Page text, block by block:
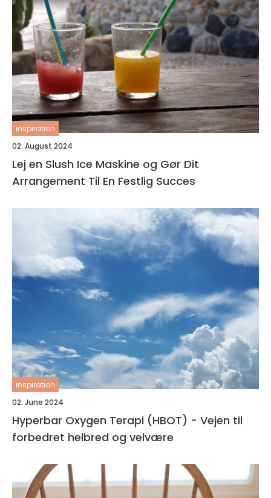
inspiration
02. August 2024
Lej en Slush Ice Maskine og Gør Dit
Arrangement Til En Festlig Succes
inspiration
02. June 2024
Hyperbar Oxygen Terapi (HBOT) - Vejen til
forbedret helbred og velvære